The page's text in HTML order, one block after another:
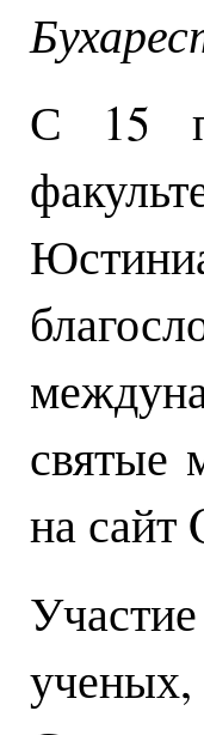
С 15
святые
на сайт